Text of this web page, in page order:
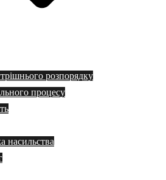
розпорядку
процесу
насильства